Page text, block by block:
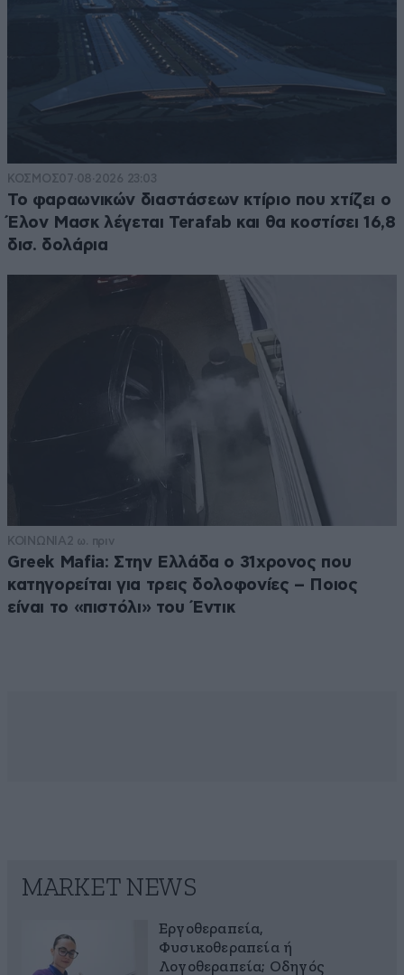
ΚΟΣΜΟΣ07·08·2026 23:03
Το φαραωνικών διαστάσεων κτίριο που χτίζει ο
Έλον Μασκ λέγεται Terafab και θα κοστίσει 16,8
δισ. δολάρια
ΚΟΙΝΩΝΙΑ2 ω. πριν
Greek Mafia: Στην Ελλάδα ο 31χρονος που
κατηγορείται για τρεις δολοφονίες – Ποιος
είναι το «πιστόλι» του Έντικ
MARKET NEWS
Εργοθεραπεία,
Φυσικοθεραπεία ή
Λογοθεραπεία; Οδηγός